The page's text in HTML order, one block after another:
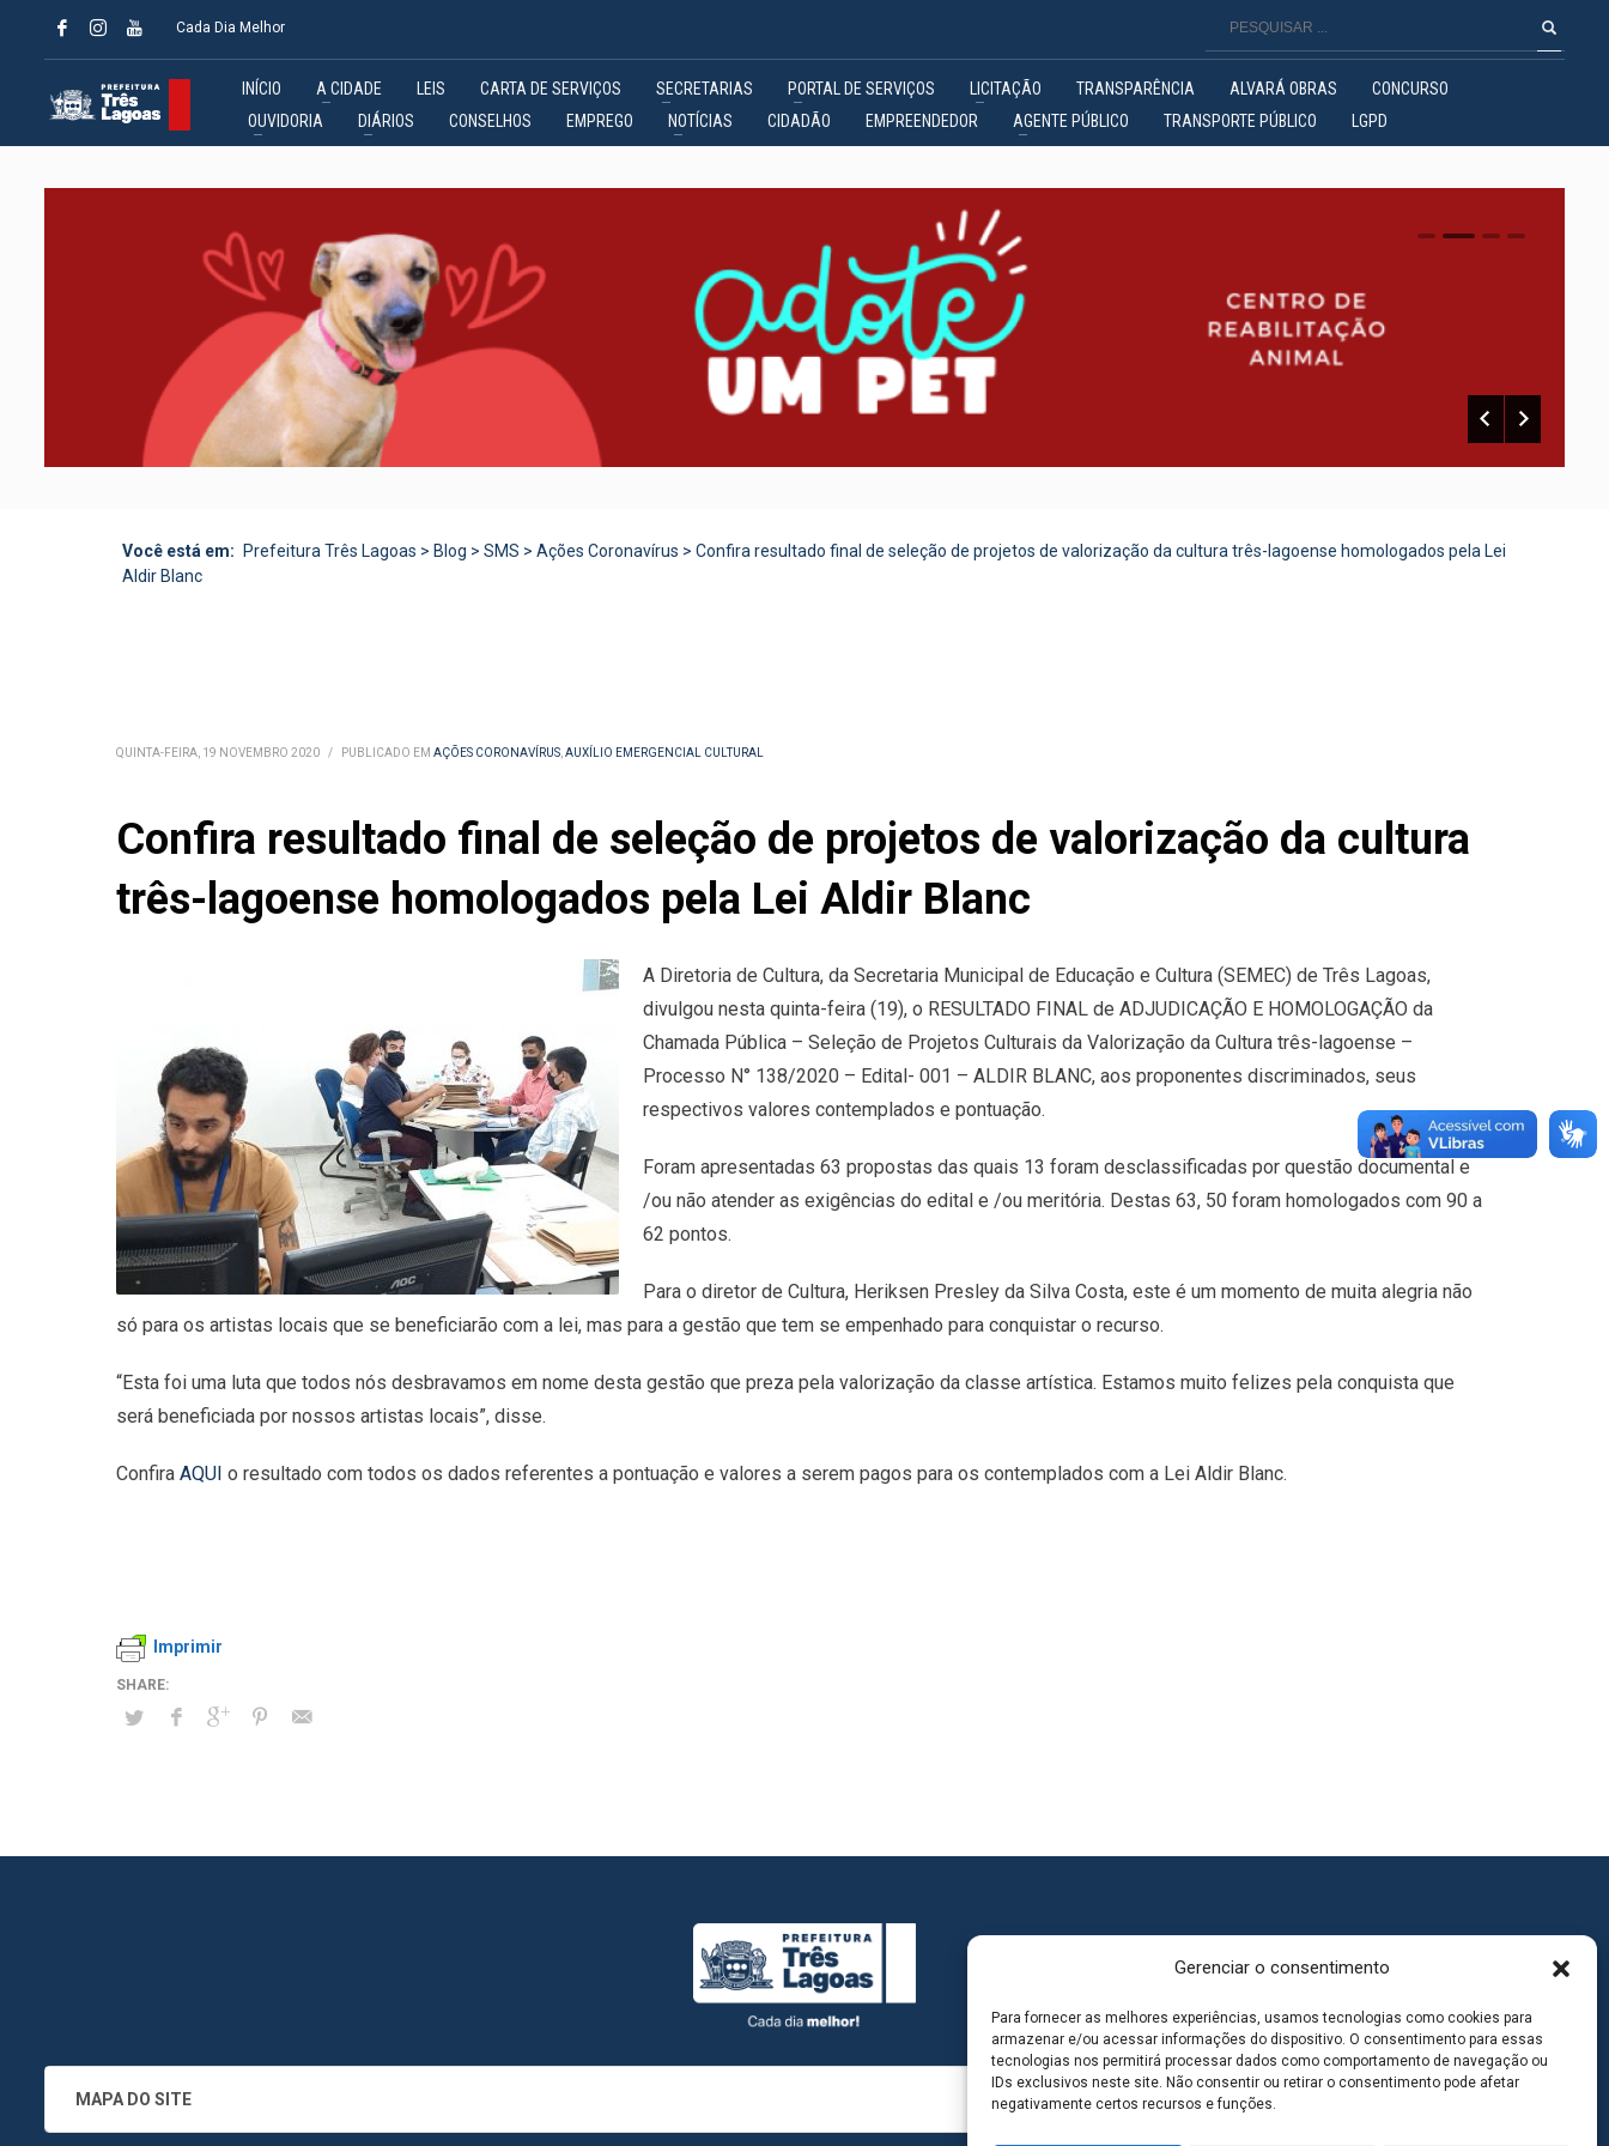
Gerenciar o consentimento
Para fornecer as melhores experiências, usamos tecnologias como cookies para
armazenar e/ou acessar informações do dispositivo. O consentimento para essas
tecnologias nos permitirá processar dados como comportamento de navegação ou
IDs exclusivos neste site. Não consentir ou retirar o consentimento pode afetar
negativamente certos recursos e funções.
Cada Dia Melhor
INÍCIO A CIDADE LEIS CARTA DE SERVIÇOS SECRETARIAS PORTAL DE SERVIÇOS LICITAÇÃO TRANSPARÊNCIA ALVARÁ OBRAS
CONCURSO
OUVIDORIA
DIÁRIOS CONSELHOS EMPREGO NOTÍCIAS CIDADÃO EMPREENDEDOR AGENTE PÚBLICO TRANSPORTE PÚBLICO LGPD
0 1 2
Você está em: Prefeitura Três Lagoas > Blog > SMS > Ações Coronavírus > Confira resultado final de seleção de projetos de valorização da cultura três-lagoense homologados pela Lei
Aldir Blanc
QUINTA-FEIRA, 19 NOVEMBRO 2020 / PUBLICADO EM AÇÕES CORONAVÍRUS,AUXÍLIO EMERGENCIAL CULTURAL
Confira resultado final de seleção de projetos de valorização da cultura
três-lagoense homologados pela Lei Aldir Blanc
A Diretoria de Cultura, da Secretaria Municipal de Educação e Cultura (SEMEC) de Três Lagoas,
divulgou nesta quinta-feira (19), o RESULTADO FINAL de ADJUDICAÇÃO E HOMOLOGAÇÃO da
Chamada Pública – Seleção de Projetos Culturais da Valorização da Cultura três-lagoense –
Processo N° 138/2020 – Edital- 001 – ALDIR BLANC, aos proponentes discriminados, seus
respectivos valores contemplados e pontuação.
Foram apresentadas 63 propostas das quais 13 foram desclassificadas por questão documental e
/ou não atender as exigências do edital e /ou meritória. Destas 63, 50 foram homologados com 90 a
62 pontos.
Para o diretor de Cultura, Heriksen Presley da Silva Costa, este é um momento de muita alegria não
só para os artistas locais que se beneficiarão com a lei, mas para a gestão que tem se empenhado para conquistar o recurso.
“Esta foi uma luta que todos nós desbravamos em nome desta gestão que preza pela valorização da classe artística. Estamos muito felizes pela conquista que
será beneficiada por nossos artistas locais”, disse.
Confira AQUI o resultado com todos os dados referentes a pontuação e valores a serem pagos para os contemplados com a Lei Aldir Blanc.
Imprimir
MAPA DO SITE